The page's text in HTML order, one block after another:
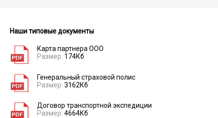
Наши типовые документы
Карта партнера ООО
Размер: 174Кб
Генеральный страховой полис
Размер: 3162Кб
Договор транспортной экспедиции
Размер: 4664Кб